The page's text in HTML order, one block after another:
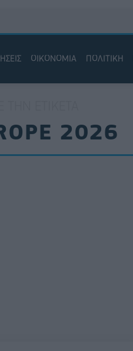
ΟΙΚΟΝΟΜΙΑ ΠΟΛΙΤΙΚΗ
2026